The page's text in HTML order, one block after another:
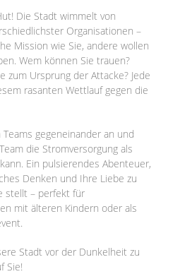
Die Stadt wimmelt von
Organisationen –
Mission wie Sie, andere wollen
Wem können Sie trauen?
zum Ursprung der Attacke? Jede
rasanten Wettlauf gegen die
gegeneinander an und
die Stromversorgung als
Ein pulsierendes Abenteuer,
Denken und Ihre Liebe zu
stellt – perfekt für
mit älteren Kindern oder als
Stadt vor der Dunkelheit zu
Sie!